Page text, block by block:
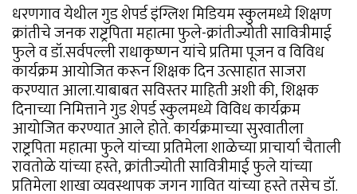
धरणगाव येथील गुड शेपर्ड इंग्लिश मिडियम स्कुलमध्ये शिक्षण
क्रांतीचे जनक राष्ट्रपिता महात्मा फुले-क्रांतीज्योती सावित्रीमाई
फुले व डॉ.सर्वपल्ली राधाकृष्णन यांचे प्रतिमा पूजन व विविध
कार्यक्रम आयोजित करून शिक्षक दिन उत्साहात साजरा
करण्यात आला.याबाबत सविस्तर माहिती अशी की, शिक्षक
दिनाच्या निमित्ताने गुड शेपर्ड स्कुलमध्ये विविध कार्यक्रम
आयोजित करण्यात आले होते. कार्यक्रमाच्या सुरवातीला
राष्ट्रपिता महात्मा फुले यांच्या प्रतिमेला शाळेच्या प्राचार्या चैताली
रावतोळे यांच्या हस्ते, क्रांतीज्योती सावित्रीमाई फुले यांच्या
प्रतिमेला शाखा व्यवस्थापक जगन गावित यांच्या हस्ते तसेच डॉ.